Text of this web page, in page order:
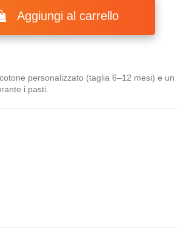
Aggiungi al carrello
personalizzato (taglia 6–12 mesi) e un
i pasti.